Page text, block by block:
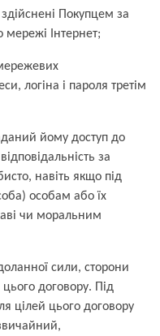
здійснені Покупцем за
Інтернет;
логіна і пароля третім
йому доступ до
за
навіть якщо під
особам або їх
чи моральним
сили, сторони
договору. Під
цілей цього договору